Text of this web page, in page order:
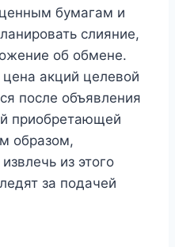
бумагам и
слияние,
об обмене.
акций целевой
после объявления
приобретающей
образом,
из этого
за подачей